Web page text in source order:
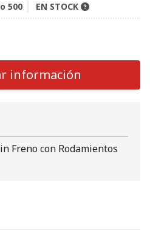
500 EN STOCK
información
Freno con Rodamientos